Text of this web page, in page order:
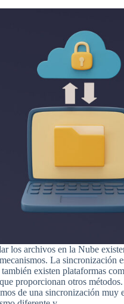
los archivos en la Nube
La sincronización
existen plataformas
proporcionan otros
de una sincronización muy